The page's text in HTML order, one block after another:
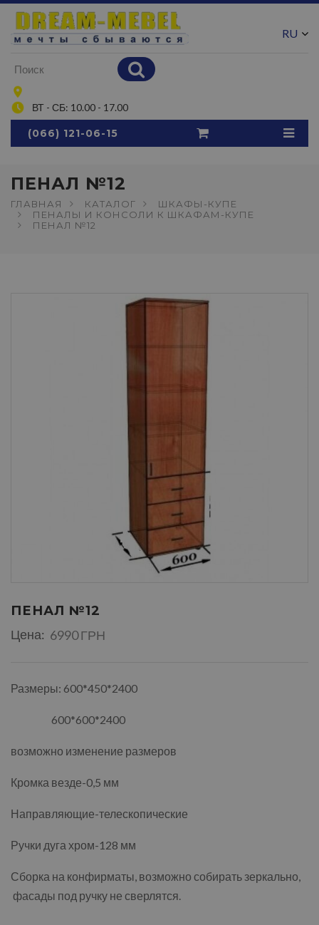
ВТ - СБ: 10.00 - 17.00
RU
(066) 121-06-15
ПЕНАЛ №12
ГЛАВНАЯ КАТАЛОГ
ШКАФЫ-КУПЕ
ПЕНАЛЫ И КОНСОЛИ К ШКАФАМ-КУПЕ
ПЕНАЛ №12
ПЕНАЛ №12
Цена: 6990 ГРН
Размеры: 600*450*2400
600*600*2400
возможно изменение размеров
Кромка везде-0,5 мм
Направляющие-телескопические
Ручки дуга хром-128 мм
Сборка на конфирматы, возможно собирать зеркально,
фасады под ручку не сверлятся.